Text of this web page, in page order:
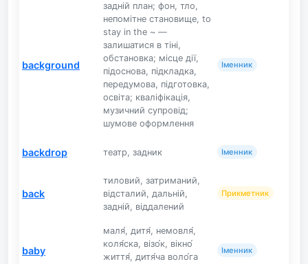
background
задній план; фон, тло,
непомітне становище, to
stay in the ~ —
залишатися в тіні,
обстановка; місце дії,
підоснова, підкладка,
передумова, підготовка,
освіта; кваліфікація,
музичний супровід;
шумове оформлення
Іменник
backdrop театр, задник Іменник
back
тиловий, затриманий,
відсталий, дальній,
задній, віддалений
Прикметник
baby
маля́, дитя́, немовля́,
коля́ска, візо́к, вікно́
життя́, дитя́ча воло́га
Іменник